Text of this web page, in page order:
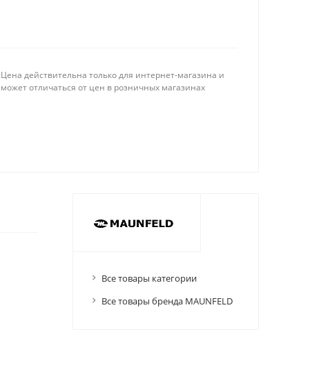
Цена действительна только для интернет-магазина и
может отличаться от цен в розничных магазинах
Все товары категории
Все товары бренда MAUNFELD